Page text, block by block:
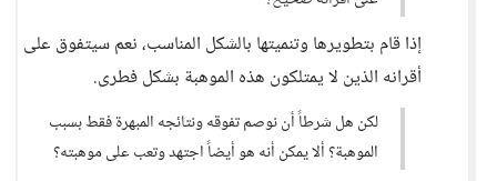
إذا قام بتطويرها وتنميتها بالشكل المناسب، نعم سيتفوق على
أقرانه الذين لا يمتلكون هذه الموهبة بشكل فطرى.
لكن هل شرطاً أن نوصم تفوقه ونتائجه المبهرة فقط بسبب
الموهبة؟ ألا يمكن أنه هو أيضاً اجتهد وتعب على موهبته؟